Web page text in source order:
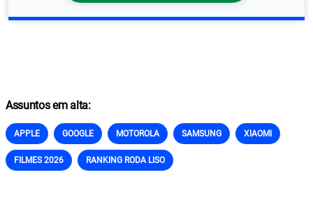
Assuntos em alta:
APPLE GOOGLE MOTOROLA SAMSUNG XIAOMI
FILMES 2026 RANKING RODA LISO